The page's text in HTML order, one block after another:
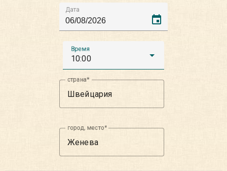
Дата
event
Время
10:00
страна
город, место